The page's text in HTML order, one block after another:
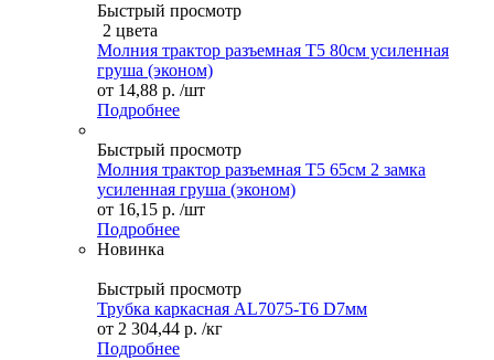
Быстрый просмотр
2 цвета
Молния трактор разъемная Т5 80см усиленная
груша (эконом)
от 14,88 р. /шт
Подробнее
Быстрый просмотр
Молния трактор разъемная Т5 65см 2 замка
усиленная груша (эконом)
от 16,15 р. /шт
Подробнее
Новинка
Быстрый просмотр
Трубка каркасная AL7075-T6 D7мм
от 2 304,44 р. /кг
Подробнее